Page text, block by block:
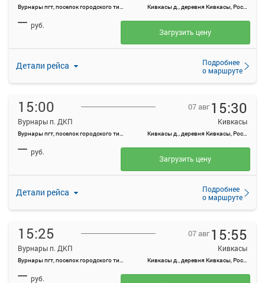
Вурнары пгт, поселок городского типа Вурнары, Россия Кивкасы д., деревня Кивкасы, Россия
Детали рейса
Подробнее
о маршруте
— руб.
Загрузить цену
15:00
Вурнары п. ДКП
Вурнары пгт, поселок городского типа Вурнары, Россия
07 авг 15:30
Кивкасы
Кивкасы д., деревня Кивкасы, Россия
Детали рейса
Подробнее
о маршруте
— руб.
Загрузить цену
15:25
Вурнары п. ДКП
Вурнары пгт, поселок городского типа Вурнары, Россия
07 авг 15:55
Кивкасы
Кивкасы д., деревня Кивкасы, Россия
— руб.